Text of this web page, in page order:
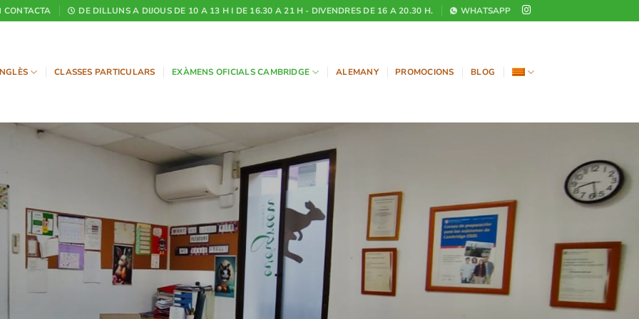
CONTACTA DE DILLUNS A DIJOUS DE 10 A 13 H I DE 16.30 A 21 H - DIVENDRES DE 16 A 20.30 H. WHATSAPP
CLASSES PARTICULARS EXÀMENS OFICIALS CAMBRIDGE ALEMANY PROMOCIONS BLOG